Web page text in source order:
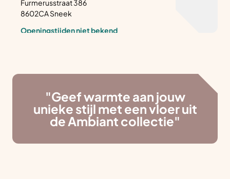
Furmerusstraat 386
8602CA Sneek
Openingstijden niet bekend
Hugo de Grootstraat 10
8603BP Sneek
tapijt
"Geef warmte aan jouw
unieke stijl met een vloer uit
de Ambiant collectie"